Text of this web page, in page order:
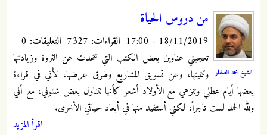
الشيخ محمد الصفار
من دروس الحياة
18/11/2019 - 17:00 القراءات: التعليقات:
تعجبني عناوين بعض الكتب التي تتحدث عن الثروة وزيادتها
وتنميتها، وعن تسويق المشاريع وطرق عرضها، لأني في قراءة
بعضها أيام عطلي وتنزهي مع الأولاد أشعر كأنها تتناول بعض شئوني، مع أني
ولله الحمد لست تاجراً، لكني أستفيد منها في أبعاد حياتي الأخرى.
اقرأ المزيد